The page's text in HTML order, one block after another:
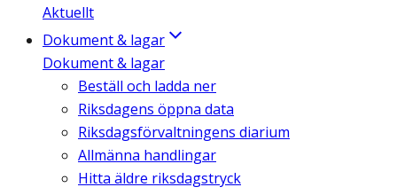
Aktuellt
Dokument & lagar
Dokument & lagar
Beställ och ladda ner
Riksdagens öppna data
Riksdagsförvaltningens diarium
Allmänna handlingar
Hitta äldre riksdagstryck